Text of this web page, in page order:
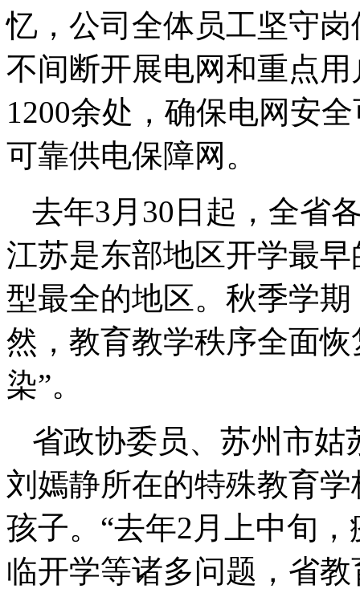
忆，公司全体员工坚守
不间断开展电网和重点
1200余处，确保电网安
可靠供电保障网。
去年3月30日起，全省
江苏是东部地区开学最
型最全的地区。秋季学
然，教育教学秩序全面
染”。
省政协委员、苏州市姑
刘嫣静所在的特殊教育
孩子。“去年2月上中旬
临开学等诸多问题，省